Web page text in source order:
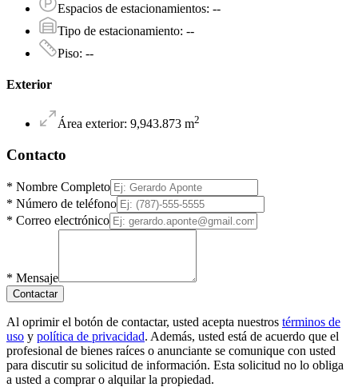
Espacios de estacionamientos: --
Tipo de estacionamiento: --
Piso: --
Exterior
Área exterior: 9,943.873 m2
Contacto
* Nombre Completo
* Número de teléfono
* Correo electrónico
* Mensaje
Contactar
Al oprimir el botón de contactar, usted acepta nuestros términos de
uso y política de privacidad. Además, usted está de acuerdo que el
profesional de bienes raíces o anunciante se comunique con usted
para discutir su solicitud de información. Esta solicitud no lo obliga
a usted a comprar o alquilar la propiedad.